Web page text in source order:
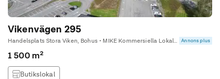
Vikenvägen 295
Handelsplats Stora Viken, Bohus • MIKE Kommersiella Lokaler AB Annons plus
1 500 m²
Butikslokal